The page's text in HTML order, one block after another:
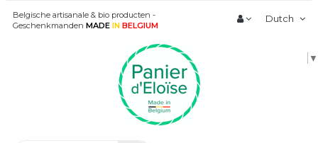
Belgische artisanale & bio producten -
Geschenkmanden MADE IN BELGIUM
Dutch
▼